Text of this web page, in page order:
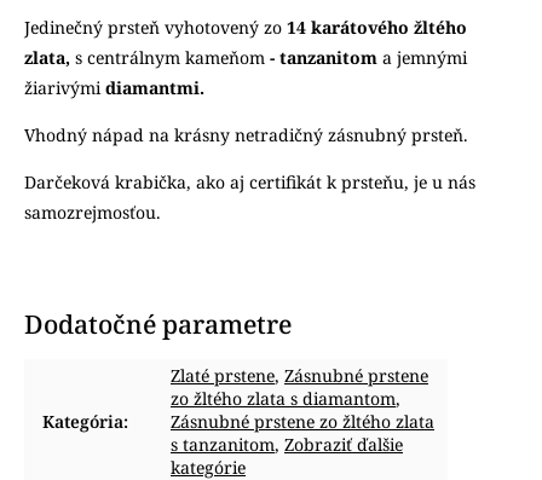
Jedinečný prsteň vyhotovený zo 14 karátového žltého
zlata, s centrálnym kameňom - tanzanitom a jemnými
žiarivými diamantmi.
Vhodný nápad na krásny netradičný zásnubný prsteň.
Darčeková krabička, ako aj certifikát k prsteňu, je u nás
samozrejmosťou.
Dodatočné parametre
Kategória:
Zlaté prstene, Zásnubné prstene
zo žltého zlata s diamantom,
Zásnubné prstene zo žltého zlata
s tanzanitom, Zobraziť ďalšie
kategórie